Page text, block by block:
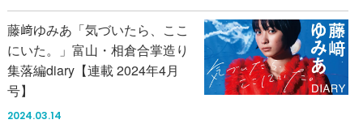
藤﨑ゆみあ「気づいたら、ここ
にいた。」富山・相倉合掌造り
集落編diary【連載 2024年4月
号】
2024.03.14